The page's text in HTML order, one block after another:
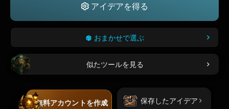
アイデアを得る
おまかせで選ぶ
似たツールを見る
無料アカウントを作成 保存したアイデア